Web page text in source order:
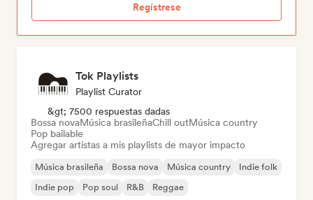
Regístrese
Tok Playlists
Playlist Curator
&gt; 7500 respuestas dadas
Bossa novaMúsica brasileñaChill outMúsica country
Pop bailable
Agregar artistas a mis playlists de mayor impacto
Música brasileña Bossa nova Música country
Indie folk
Indie pop
Pop soul R&B Reggae